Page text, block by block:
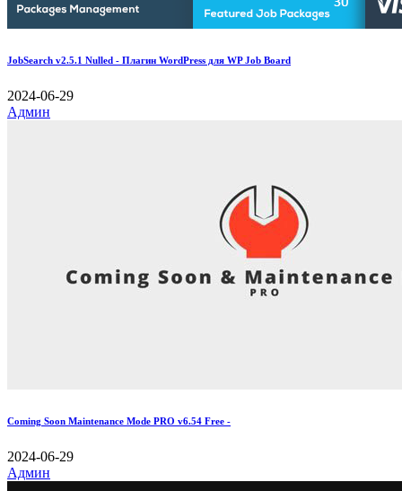
JobSearch v2.5.1 Nulled - Плагин WordPress для WP Job Board
2024-06-29
Админ
Coming Soon Maintenance Mode PRO v6.54 Free -
2024-06-29
Админ